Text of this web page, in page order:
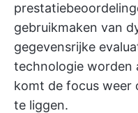
gebruikmaken van
gegevensrijke
technologie worden
komt de focus weer
te liggen.